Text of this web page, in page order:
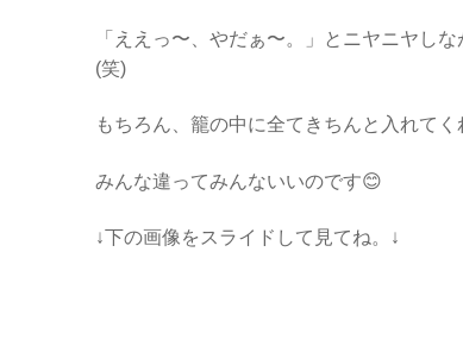
「ええっ〜、やだぁ〜。」とニヤニヤし
(笑)
もちろん、籠の中に全てきちんと入れてく
みんな違ってみんないいのです😊
↓下の画像をスライドして見てね。↓